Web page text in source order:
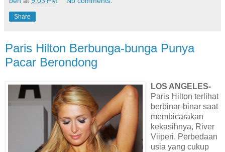
Share
Paris Hilton Berbunga-bunga Punya
Pacar Berondong
LOS ANGELES-
Paris Hilton terlihat
berbinar-binar saat
membicarakan
kekasihnya, River
Viiperi. Perbedaan
usia yang cukup